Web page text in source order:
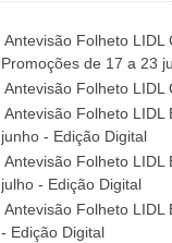
Antevisão Folheto LIDL
Promoções de 17 a 23
Antevisão Folheto LIDL
Antevisão Folheto LIDL
junho - Edição Digital
Antevisão Folheto LIDL
julho - Edição Digital
Antevisão Folheto
- Edição Digital